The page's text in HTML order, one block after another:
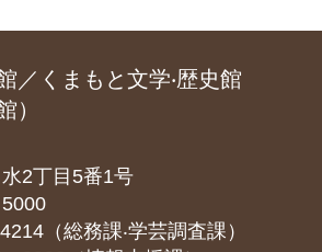
／くまもと文学‧歴史館
）
2丁目5番1号
（総務課‧学芸調査課）